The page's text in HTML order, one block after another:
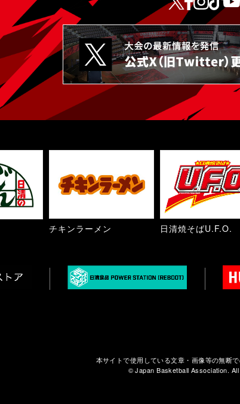
チキンラーメン 日清焼そばU.F.O.
本サイトで使用している文章・画像等の無断で
© Japan Basketball Association.